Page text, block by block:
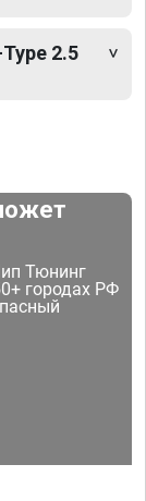
2.5
Тюнинг
городах РФ